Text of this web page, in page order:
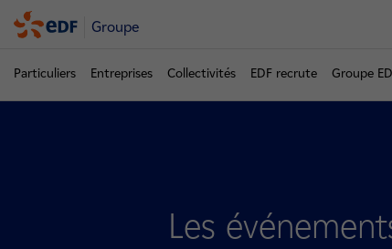
Groupe
Particuliers Entreprises Collectivités EDF recrute Groupe
Les